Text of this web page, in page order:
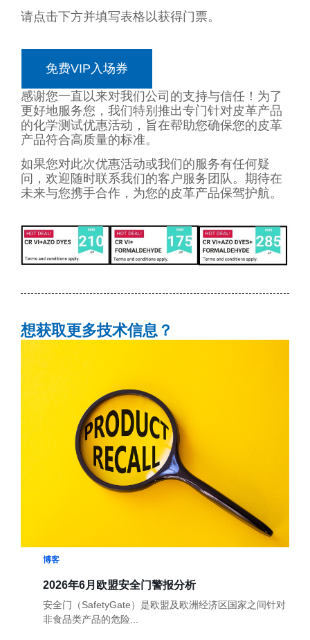
请点击下方并填写表格以获得门票。
免费VIP入场券
感谢您一直以来对我们公司的支持与信任！为了
更好地服务您，我们特别推出专门针对皮革产品
的化学测试优惠活动，旨在帮助您确保您的皮革
产品符合高质量的标准。
如果您对此次优惠活动或我们的服务有任何疑
问，欢迎随时联系我们的客户服务团队。期待在
未来与您携手合作，为您的皮革产品保驾护航。
想获取更多技术信息？
博客
2026年6月欧盟安全门警报分析
安全门（SafetyGate）是欧盟及欧洲经济区国家之间针对
非食品类产品的危险...